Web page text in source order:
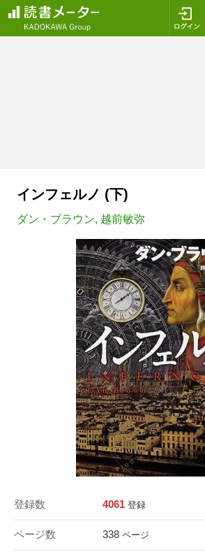
インフェルノ (下)
ダン・ブラウン, 越前敏弥
登録数 4061 登録
ページ数 338 ページ